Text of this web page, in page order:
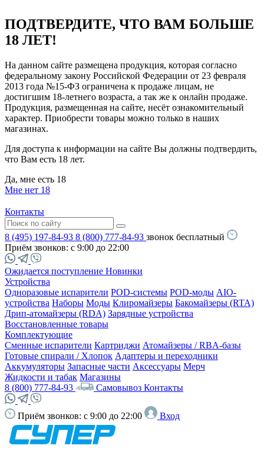
ПОДТВЕРДИТЕ, ЧТО ВАМ БОЛЬШЕ
18 ЛЕТ!
На данном сайте размещена продукция, которая согласно
федеральному закону Российской Федерации от 23 февраля
2013 года №15-ФЗ ограничена к продаже лицам, не
достигшим 18-летнего возраста, а так же к онлайн продаже.
Продукция, размещенная на сайте, несёт ознакомительный
характер. Приобрести товары можно только в наших
магазинах.
Для доступа к информации на сайте Вы должны подтвердить,
что Вам есть 18 лет.
Да, мне есть 18
Мне нет 18
Контакты
8 (495) 197-84-93 8 (800) 777-84-93 звонок бесплатный
Приём звонков: с 9:00 до 22:00
Ожидается поступление Новинки
Устройства
Одноразовые испарители POD-системы POD-моды AIO-
устройства Наборы Моды Клиромайзеры Бакомайзеры (RTA)
Дрип-атомайзеры (RDA) Зарядные устройства
Восстановленные товары
Комплектующие
Сменные испарители Картриджи Атомайзеры / RBA-базы
Готовые спирали / Хлопок Адаптеры и переходники
Аккумуляторы Запасные части Аксессуары Мерч
Жидкости и табак Магазины
8 (800) 777-84-93
Самовывоз Контакты
Приём звонков: с 9:00 до 22:00 Вход